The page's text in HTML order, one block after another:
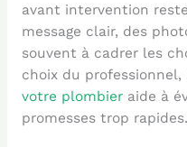
avant intervention
message clair, des
souvent à cadrer les
choix du
votre plombieraide à
promesses trop rapides.